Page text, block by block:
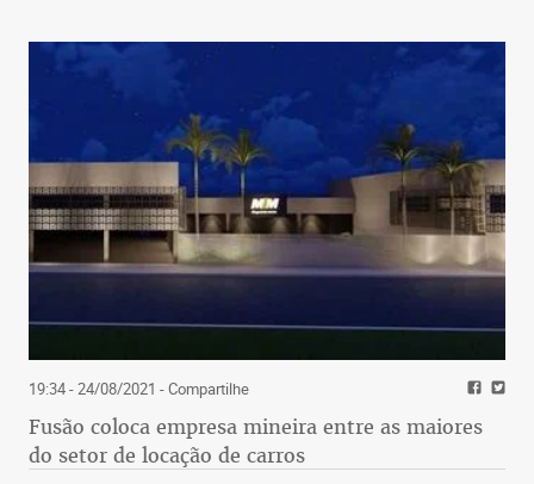
19:34 - 24/08/2021 - Compartilhe
Fusão coloca empresa mineira entre as maiores
do setor de locação de carros